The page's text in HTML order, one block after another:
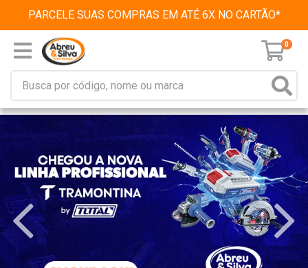
PARCELE SUAS COMPRAS EM ATÉ 6X NO CARTÃO*
0